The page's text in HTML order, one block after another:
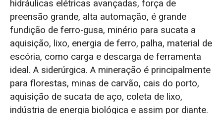
hidráulicas elétricas avançadas, força de
preensão grande, alta automação, é grande
fundição de ferro-gusa, minério para sucata a
aquisição, lixo, energia de ferro, palha, material de
escória, como carga e descarga de ferramenta
ideal. A siderúrgica. A mineração é principalmente
para florestas, minas de carvão, cais do porto,
aquisição de sucata de aço, coleta de lixo,
indústria de energia biológica e assim por diante.